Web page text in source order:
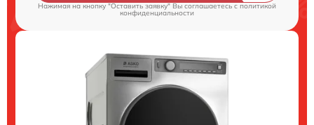
Нажимая на кнопку "Оставить заявку" Вы соглашаетесь cполитикой
конфиденциальности